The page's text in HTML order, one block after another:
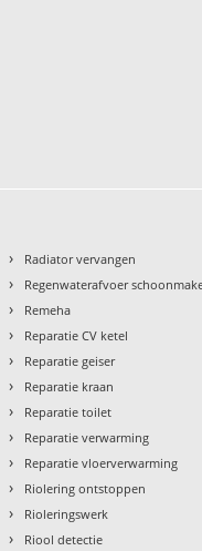
› Radiator vervangen
› Regenwaterafvoer
› Remeha
› Reparatie CV ketel
› Reparatie geiser
› Reparatie kraan
› Reparatie toilet
› Reparatie verwarming
› Reparatie vloerverwarming
› Riolering ontstoppen
› Rioleringswerk
› Riool detectie